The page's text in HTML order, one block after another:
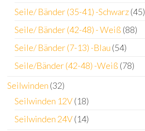
Seile/ Bänder (35-41) -Schwarz(45)
Seile/ Bänder (42-48) - Weiß (88)
Seile/ Bänder (7-13) -Blau (54)
Seile/Bänder (42-48) -Weiß (78)
Seilwinden (32)
Seilwinden 12V(18)
Seilwinden 24V(14)